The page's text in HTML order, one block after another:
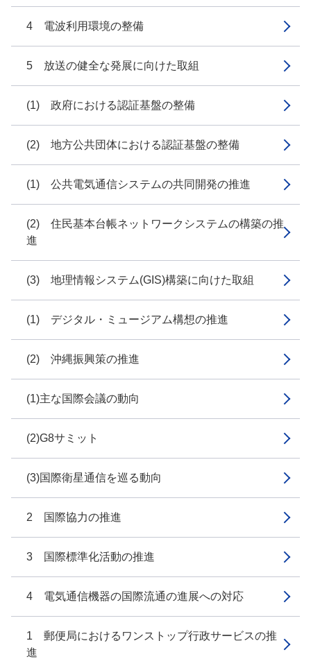
4 電波利用環境の整備
5 放送の健全な発展に向けた取組
(1) 政府における認証基盤の整備
(2) 地方公共団体における認証基盤の整備
(1) 公共電気通信システムの共同開発の推進
(2) 住民基本台帳ネットワークシステムの構築の推
進
(3) 地理情報システム(GIS)構築に向けた取組
(1) デジタル・ミュージアム構想の推進
(2) 沖縄振興策の推進
(1)主な国際会議の動向
(2)G8サミット
(3)国際衛星通信を巡る動向
2 国際協力の推進
3 国際標準化活動の推進
4 電気通信機器の国際流通の進展への対応
1 郵便局におけるワンストップ行政サービスの推
進